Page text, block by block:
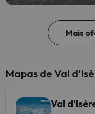
Mais
Mapas de Val
Val